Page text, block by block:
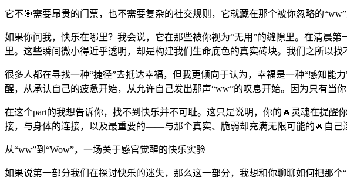
它不🎯需要昂贵的门票，也不需要复杂的社交规则，它就藏在那个被你忽略的“ww”
如果你问我，快乐在哪里？我会说，它在那些被你视为“无用”的缝隙里。在清晨
里。这些瞬间微小得近乎透明，却是构建我们生命底色的真实砖块。我们之所以
很多人都在寻找一种“捷径”去抵达幸福，但我更倾向于认为，幸福是一种“感知
醒，从承认自己的疲惫开始，从允许自己发出那声“ww”的叹息开始。因为只有当
在这个part的我想告诉你，找不到快乐并不可耻。这只是说明，你的🔥灵魂在提
接，与身体的连接，以及最重要的——与那个真实、脆弱却充满无限可能的🔥自己
从“ww”到“Wow”，一场关于感官觉醒的快乐实验
如果说第一部分我们在探讨快乐的迷失，那么这一部分，我想和你聊聊如何把那